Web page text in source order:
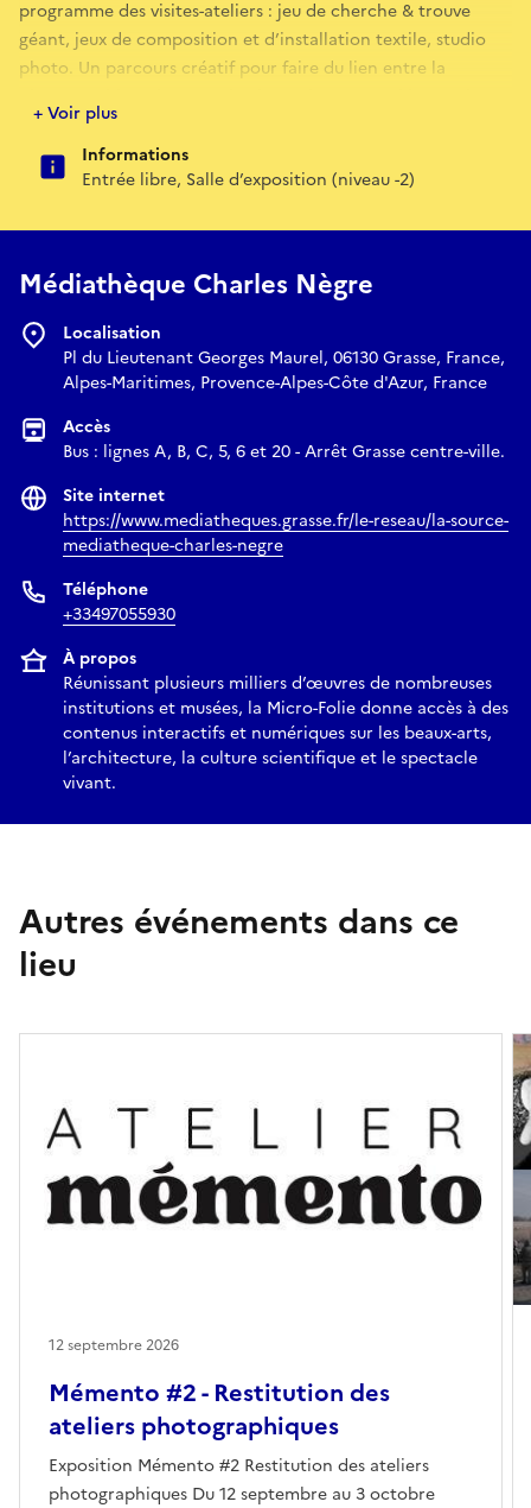
programme des visites-ateliers : jeu de cherche & trouve
géant, jeux de composition et d’installation textile, studio
photo. Un parcours créatif pour faire du lien entre la
couleurs et les formes !
Vernissage-Gouter & Dédicace vendredi 12 mars 2027
+ Voir plus
Informations
Entrée libre, Salle d’exposition (niveau -2)
Médiathèque Charles Nègre
Localisation
Pl du Lieutenant Georges Maurel, 06130 Grasse, France,
Alpes-Maritimes, Provence-Alpes-Côte d'Azur, France
Accès
Bus : lignes A, B, C, 5, 6 et 20 - Arrêt Grasse centre-ville.
Site internet
https://www.mediatheques.grasse.fr/le-reseau/la-source-
mediatheque-charles-negre
Téléphone
+33497055930
À propos
Réunissant plusieurs milliers d’œuvres de nombreuses
institutions et musées, la Micro-Folie donne accès à des
contenus interactifs et numériques sur les beaux-arts,
l’architecture, la culture scientifique et le spectacle
vivant.
Autres événements dans ce
lieu
Mémento #2 - Restitution des
ateliers photographiques
Exposition Mémento #2 Restitution des ateliers
photographiques Du 12 septembre au 3 octobre
12 septembre 2026